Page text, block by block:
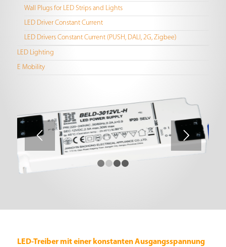
Wall Plugs for LED Strips and Lights
LED Driver Constant Current
LED Drivers Constant Current (PUSH, DALI, 2G, Zigbee)
LED Lighting
E Mobility
LED-Treiber mit einer konstanten Ausgangsspannung